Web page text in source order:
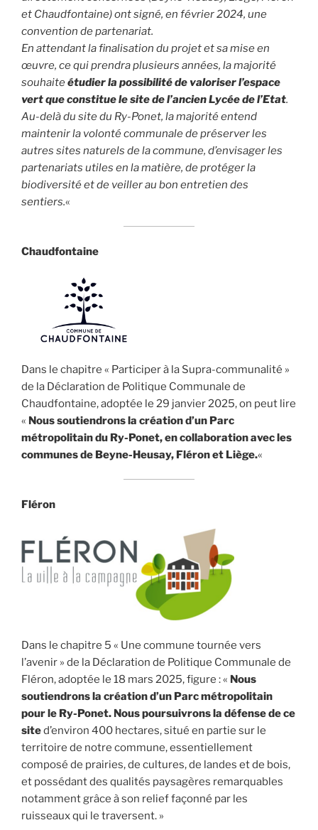
et Chaudfontaine) ont signé, en février 2024, une
convention de partenariat.
En attendant la finalisation du projet et sa mise en
œuvre, ce qui prendra plusieurs années, la majorité
souhaiteétudier la possibilité de valoriser l’espace
vert que constitue le site de l’ancien Lycée de l’Etat.
Au-delà du site du Ry-Ponet, la majorité entend
maintenir la volonté communale de préserver les
autres sites naturels de la commune, d’envisager les
partenariats utiles en la matière, de protéger la
biodiversité et de veiller au bon entretien des
sentiers.«
Chaudfontaine
Dans le chapitre « Participer à la Supra-communalité »
de la Déclaration de Politique Communale de
Chaudfontaine, adoptée le 29 janvier 2025, on peut lire
« Nous soutiendrons la création d’un Parc
métropolitain du Ry-Ponet, en collaboration avec les
communes de Beyne-Heusay, Fléron et Liège.«
Fléron
Dans le chapitre 5 « Une commune tournée vers
l’avenir » de la Déclaration de Politique Communale de
Fléron, adoptée le 18 mars 2025, figure : « Nous
soutiendrons la création d’un Parc métropolitain
pour le Ry-Ponet. Nous poursuivrons la défense de ce
sited’environ 400 hectares, situé en partie sur le
territoire de notre commune, essentiellement
composé de prairies, de cultures, de landes et de bois,
et possédant des qualités paysagères remarquables
notamment grâce à son relief façonné par les
ruisseaux qui le traversent. »